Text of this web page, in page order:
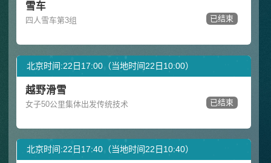
雪车
四人雪车第3组 已结束
北京时间:22日17:00（当地时间22日10:00）
越野滑雪
女子50公里集体出发传统技术 已结束
北京时间:22日17:40（当地时间22日10:40）